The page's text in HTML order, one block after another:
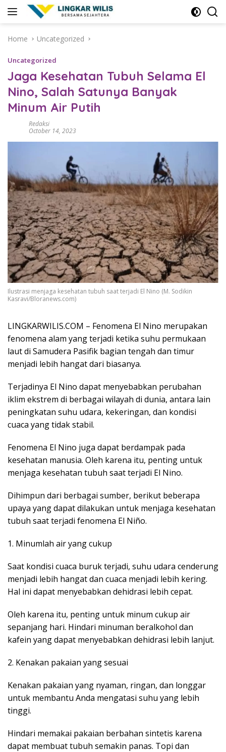
Home
Uncategorized
Uncategorized
Jaga Kesehatan Tubuh Selama El
Nino, Salah Satunya Banyak
Minum Air Putih
Redaksi
October 14, 2023
Ilustrasi menjaga kesehatan tubuh saat terjadi El Nino (M. Sodikin
Kasravi/Bloranews.com)
LINGKARWILIS.COM – Fenomena El Nino merupakan
fenomena alam yang terjadi ketika suhu permukaan
laut di Samudera Pasifik bagian tengah dan timur
menjadi lebih hangat dari biasanya.
Terjadinya El Nino dapat menyebabkan perubahan
iklim ekstrem di berbagai wilayah di dunia, antara lain
peningkatan suhu udara, kekeringan, dan kondisi
cuaca yang tidak stabil.
Fenomena El Nino juga dapat berdampak pada
kesehatan manusia. Oleh karena itu, penting untuk
menjaga kesehatan tubuh saat terjadi El Nino.
Dihimpun dari berbagai sumber, berikut beberapa
upaya yang dapat dilakukan untuk menjaga kesehatan
tubuh saat terjadi fenomena El Niño.
1. Minumlah air yang cukup
Saat kondisi cuaca buruk terjadi, suhu udara cenderung
menjadi lebih hangat dan cuaca menjadi lebih kering.
Hal ini dapat menyebabkan dehidrasi lebih cepat.
Oleh karena itu, penting untuk minum cukup air
sepanjang hari. Hindari minuman beralkohol dan
kafein yang dapat menyebabkan dehidrasi lebih lanjut.
2. Kenakan pakaian yang sesuai
Kenakan pakaian yang nyaman, ringan, dan longgar
untuk membantu Anda mengatasi suhu yang lebih
tinggi.
Hindari memakai pakaian berbahan sintetis karena
dapat membuat tubuh semakin panas. Topi dan